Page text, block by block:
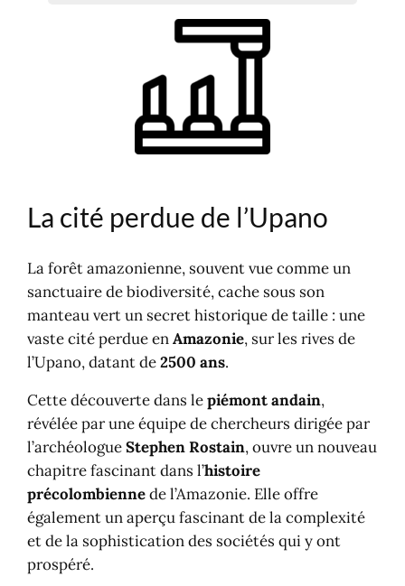
La cité perdue de l'Upano
Découverte et LIDAR
Architecture, urbanisme et jardins
Une nouvelle histoire de l'Amazonie
Les mystères d'une civilisation
Podcasts de la cité perdue
La cité perdue de l’Upano
La forêt amazonienne, souvent vue comme un
sanctuaire de biodiversité, cache sous son
manteau vert un secret historique de taille : une
vaste cité perdue enAmazonie, sur les rives de
l’Upano, datant de2500 ans.
Cette découverte dans lepiémont andain,
révélée par une équipe de chercheurs dirigée par
l’archéologueStephen Rostain, ouvre un nouveau
chapitre fascinant dans l’histoire
précolombiennede l’Amazonie. Elle offre
également un aperçu fascinant de la complexité
et de la sophistication des sociétés qui y ont
prospéré.